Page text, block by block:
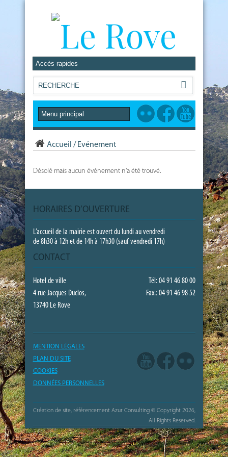
Accueil / Evénement
Désolé mais aucun événement n'a été trouvé.
HORAIRES D’OUVERTURE
L’accueil de la mairie est ouvert du lundi au vendredi
de 8h30 à 12h et de 14h à 17h30 (sauf vendredi 17h)
CONTACT
Hotel de ville
Tél: 04 91 46 80 00
4 rue Jacques Duclos,
Fax.: 04 91 46 98 52
13740 Le Rove
MENTION LÉGALES
PLAN DU SITE
COOKIES
DONNÉES PERSONNELLES
Création de site, référencement Azur Consulting © Copyright 2026,
All Rights Reserved.